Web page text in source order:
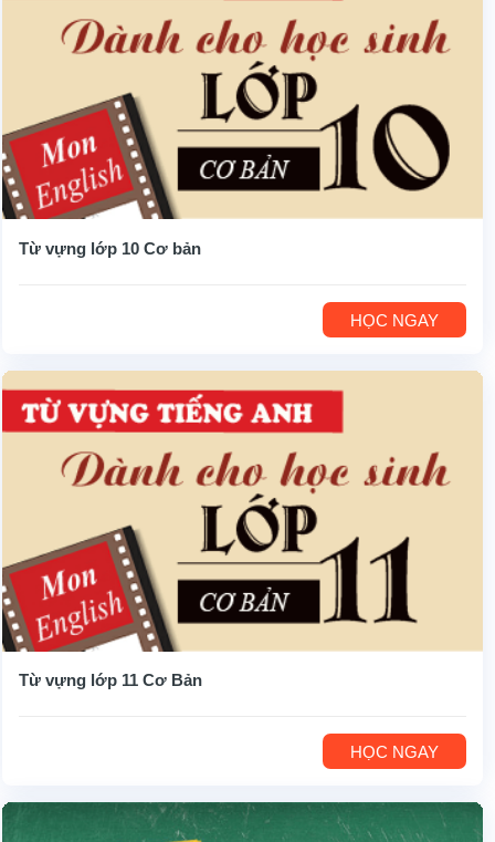
Từ vựng lớp 10 Cơ bản
HỌC NGAY
Từ vựng lớp 11 Cơ Bản
HỌC NGAY